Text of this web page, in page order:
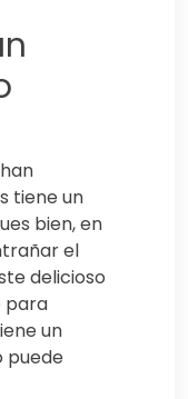
tiene un
bien, en
el
delicioso
para
un
puede